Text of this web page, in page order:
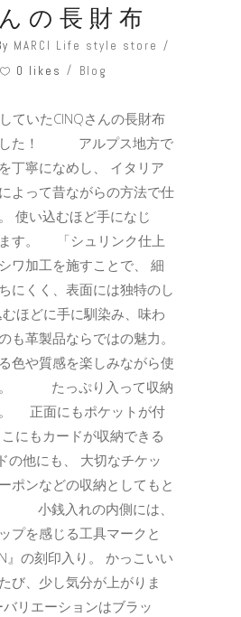
の長財布
MARCI Life style store
0 likes Blog
ていたCINQさんの長財布
した！ アルプス地方で
丁寧になめし、 イタリア
よって昔ながらの方法で仕
使い込むほど手になじ
す。 「シュリンク仕上
ワ加工を施すことで、 細
にくく、表面には独特のし
ほどに手に馴染み、味わ
も革製品ならではの魅力。
色や質感を楽しみながら使
。 たっぷり入って収納
正面にもポケットが付
にもカードが収納できる
他にも、 大切なチケッ
ポンなどの収納としてもと
小銭入れの内側には、
プを感じる工具マークと
』の刻印入り。 かっこいい
び、少し気分が上がりま
エーションはブラッ